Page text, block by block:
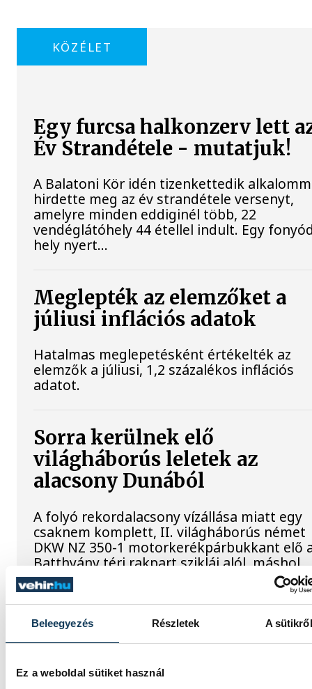
Beleegyezés Részletek A sütikről
Ez a weboldal sütiket használ
KÖZÉLET
Egy furcsa halkonzerv lett
Év Strandétele - mutatjuk!
A Balatoni Kör idén tizenkettedik
hirdette meg az év strandétele versenyt,
amelyre minden eddiginél több, 22
vendéglátóhely 44 étellel indult. Egy
hely nyert...
Meglepték az elemzőket a
júliusi inflációs adatok
Hatalmas meglepetésként értékelték az
elemzők a júliusi, 1,2 százalékos inflációs
adatot.
Sorra kerülnek elő
világháborús leletek az
alacsony Dunából
A folyó rekordalacsony vízállása miatt egy
csaknem komplett, II. világháborús német
DKW NZ 350-1 motorkerékpárbukkant elő
Batthyány téri rakpart sziklái alól, máshol
pedig egy közel féltonnás brit akna került
Késéltánc a Dunán: Mi